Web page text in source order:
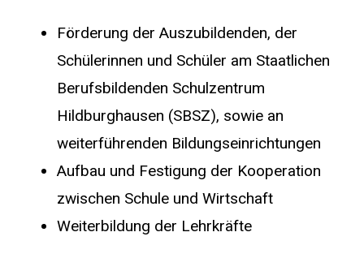
Förderung der Auszubildenden, der
Schülerinnen und Schüler am Staatlichen
Berufsbildenden Schulzentrum
Hildburghausen (SBSZ), sowie an
weiterführenden Bildungseinrichtungen
Aufbau und Festigung der Kooperation
zwischen Schule und Wirtschaft
Weiterbildung der Lehrkräfte